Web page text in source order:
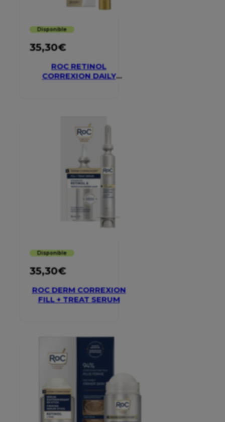
Disponible
35,30€
ROC RETINOL
CORREXION DAILY
Disponible
35,30€
ROC DERM CORREXION
FILL + TREAT SERUM